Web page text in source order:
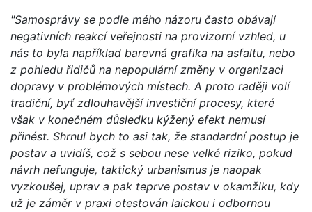
"Samosprávy se podle mého názoru často obávají
negativních reakcí veřejnosti na provizorní vzhled, u
nás to byla například barevná grafika na asfaltu, nebo
z pohledu řidičů na nepopulární změny v organizaci
dopravy v problémových místech. A proto raději volí
tradiční, byť zdlouhavější investiční procesy, které
však v konečném důsledku kýžený efekt nemusí
přinést. Shrnul bych to asi tak, že standardní postup je
postav a uvidíš, což s sebou nese velké riziko, pokud
návrh nefunguje, taktický urbanismus je naopak
vyzkoušej, uprav a pak teprve postav v okamžiku, kdy
už je záměr v praxi otestován laickou i odbornou